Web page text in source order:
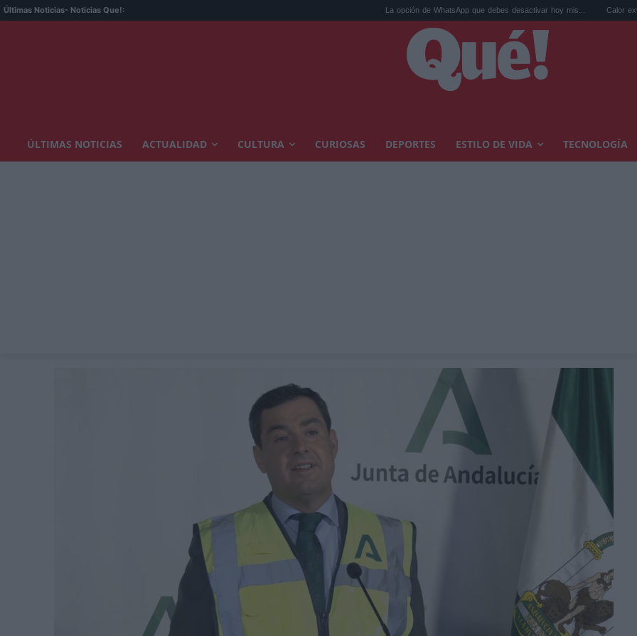
Últimas Noticias- Noticias Que!: La opción de WhatsApp que debes desactivar hoy mis... Calor extremo y ansiedad:
ÚLTIMAS NOTICIAS ACTUALIDAD CULTURA CURIOSAS DEPORTES ESTILO DE VIDA TECNOLOGÍA